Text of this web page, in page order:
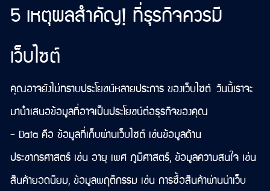
5 เหตุผลสำคัญ! ที่ธุรกิจควรมี
เว็บไซต์
คุณอาจยังไม่ทราบประโยชน์หลายประการ ของเว็บไซต์ วันนี้เราจะ
มานำเสนอข้อมูลที่อาจเป็นประโยชน์ต่อธุรกิจของคุณ
- Data คือ ข้อมูลที่เก็บผ่านเว็บไซต์ เช่นข้อมูลด้าน
ประชากรศาสตร์ เช่น อายุ เพศ ภูมิศาสตร์, ข้อมูลความสนใจ เช่น
สินค้ายอดนิยม, ข้อมูลพฤติกรรม เช่น การซื้อสินค้าผ่านน่าเว็บ